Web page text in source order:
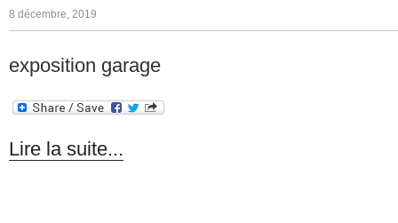
8 décembre, 2019
exposition garage
Lire la suite...